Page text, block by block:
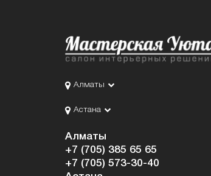
Алматы
Астана
Алматы
+7 (705) 385 65 65
+7 (705) 573-30-40